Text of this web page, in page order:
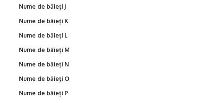
Nume de băieți J
Nume de băieți K
Nume de băieți L
Nume de băieți M
Nume de băieți N
Nume de băieți O
Nume de băieți P